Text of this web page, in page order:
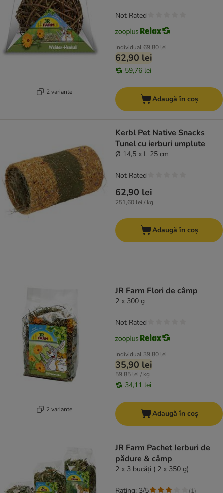
2 variante
Individual 69,80 lei
62,90 lei
59,76 lei
Not Rated
Adaugă în coș
Kerbl Pet Native Snacks
Tunel cu ierburi umplute
Ø 14,5 x L 25 cm
62,90 lei
251,60 lei / kg
Not Rated
Adaugă în coș
2 variante
JR Farm Flori de câmp
2 x 300 g
Individual 39,80 lei
35,90 lei
59,85 lei / kg
34,11 lei
Not Rated
Adaugă în coș
JR Farm Pachet Ierburi de
pădure & câmp
2 x 3 bucăți ( 2 x 350 g)
Rating: 3/5 (1)